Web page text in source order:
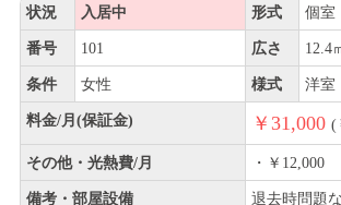
状況 入居中 形式 個室
番号 101 広さ 12.4
条件 女性 様式 洋室
料金/月(保証金) ￥31,000 (
その他・光熱費/月 ・￥12,000
備考・部屋設備
退去時問題